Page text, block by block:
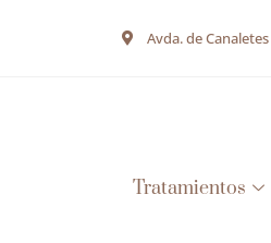
Avda. de
Tratamientos